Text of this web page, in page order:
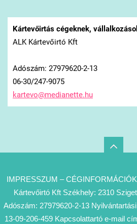
Kártevőirtás cégeknek,
ALK Kártevőirtó Kft
Adószám: 27979620-2-13
06-30/247-9075
kartevo@medianette.hu
IMPRESSZUM –
Kártevőirtó Kft Székhely: 2310
Adószám: 27979620-2-13
13-09-206-459 Kapcsolattartó e-mail